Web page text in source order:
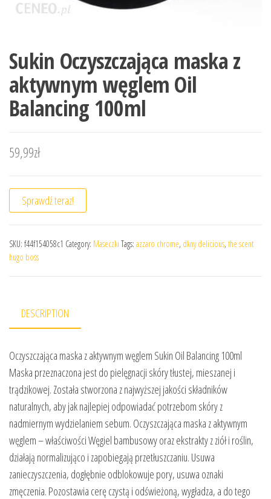
Sukin Oczyszczająca maska z
aktywnym węglem Oil
Balancing 100ml
59,99zł
Sprawdź teraz!
SKU: f44f154058c1 Category: Maseczki Tags: azzaro chrome, dkny delicious, the scent
hugo boss
DESCRIPTION
Oczyszczająca maska z aktywnym węglem Sukin Oil Balancing 100ml
Maska przeznaczona jest do pielęgnacji skóry tłustej, mieszanej i
trądzikowej. Została stworzona z najwyższej jakości składników
naturalnych, aby jak najlepiej odpowiadać potrzebom skóry z
nadmiernym wydzielaniem sebum. Oczyszczająca maska z aktywnym
węglem – właściwości Węgiel bambusowy oraz ekstrakty z ziół i roślin,
działają normalizująco i zapobiegają przetłuszczaniu. Usuwa
zanieczyszczenia, dogłębnie odblokowuje pory, usuwa oznaki
zmęczenia. Pozostawia cerę czystą i odświeżoną, wygładza, a do tego